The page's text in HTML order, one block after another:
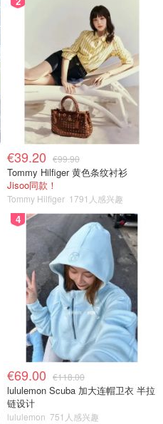
€39.20 €99.90
Tommy Hilfiger 黄色条纹衬衫
Jisoo同款！
Tommy Hilfiger 1791人感兴趣
4
€69.00 €118.00
lululemon Scuba 加大连帽卫衣 半拉
链设计
lululemon 751人感兴趣